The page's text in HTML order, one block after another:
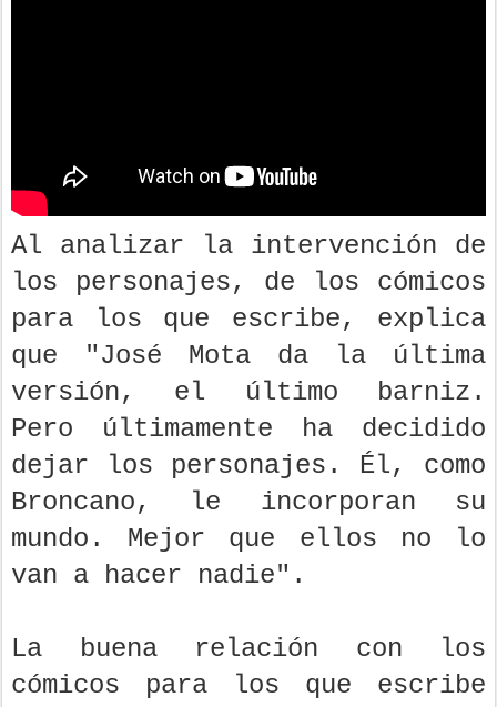
Al analizar la intervención de
los personajes, de los cómicos
para los que escribe, explica
que "José Mota da la última
versión, el último barniz.
Pero últimamente ha decidido
dejar los personajes. Él, como
Broncano, le incorporan su
mundo. Mejor que ellos no lo
van a hacer nadie".
La buena relación con los
cómicos para los que escribe